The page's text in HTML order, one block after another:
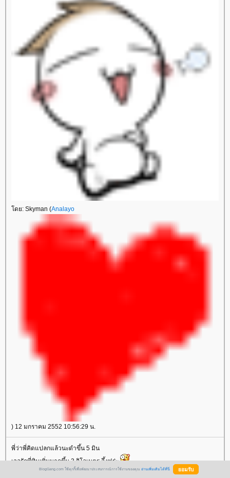
ดย: Skyman (Analayo
) 12 มกราคม 2552 10:56:29 น.
พี่ว่าพี่คิดแปลกแล้วนะดำขึ้น 5 มิน
เจอรักพี่ทินเพิ่มมากขึ้น 3 กิโลเมตร อึ้งฟร่ะ
BlogGang.com ใช้คุกกี้เพื่อพัฒนาประสบการณ์การใช้งานของคุณ อ่านเพิ่มเติมได้ที่นี่